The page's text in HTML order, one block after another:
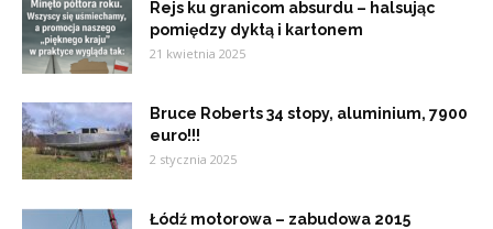
Rejs ku granicom absurdu – halsując
pomiędzy dyktą i kartonem
21 kwietnia 2025
Bruce Roberts 34 stopy, aluminium, 7900
euro!!!
2 stycznia 2025
Łódź motorowa – zabudowa 2015